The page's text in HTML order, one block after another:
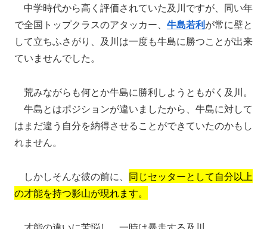
中学時代から高く評価されていた及川ですが、同い年
で全国トップクラスのアタッカー、 牛島若利が常に壁と
して立ちふさがり、及川は一度も牛島に勝つことが出来
ていませんでした。
荒みながらも何とか牛島に勝利しようともがく及川。
牛島とはポジションが違いましたから、牛島に対して
はまだ違う自分を納得させることができていたのかもし
れません。
しかしそんな彼の前に、 同じセッターとして自分以上
の才能を持つ影山が現れます。